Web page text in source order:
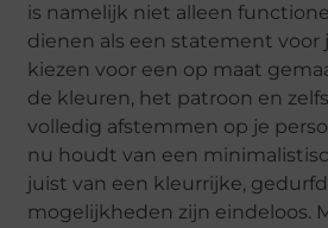
is namelijk niet alleen
dienen als een statement voor
kiezen voor een op maat
de kleuren, het patroon en
volledig afstemmen op je
nu houdt van een
juist van een kleurrijke,
mogelijkheden zijn eindeloos.